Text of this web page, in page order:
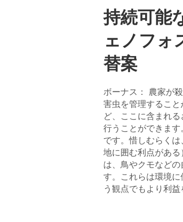
持続可能
ェノフォ
替案
ボーナス： 農家が
害虫を管理するこ
ど、ここに含まれ
行うことができま
です。惜しむらく
地に囲む利点があ
は、鳥やクモなど
す。これらは環境
う観点でもより利益